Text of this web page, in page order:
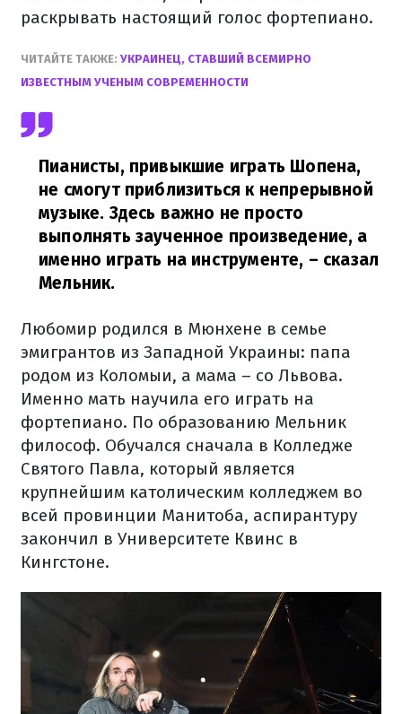
раскрывать настоящий голос фортепиано.
ЧИТАЙТЕ ТАКЖЕ: УКРАИНЕЦ, СТАВШИЙ ВСЕМИРНО
ИЗВЕСТНЫМ УЧЕНЫМ СОВРЕМЕННОСТИ
Пианисты, привыкшие играть Шопена,
не смогут приблизиться к непрерывной
музыке. Здесь важно не просто
выполнять заученное произведение, а
именно играть на инструменте, – сказал
Мельник.
Любомир родился в Мюнхене в семье
эмигрантов из Западной Украины: папа
родом из Коломыи, а мама – со Львова.
Именно мать научила его играть на
фортепиано. По образованию Мельник
философ. Обучался сначала в Колледже
Святого Павла, который является
крупнейшим католическим колледжем во
всей провинции Манитоба, аспирантуру
закончил в Университете Квинс в
Кингстоне.